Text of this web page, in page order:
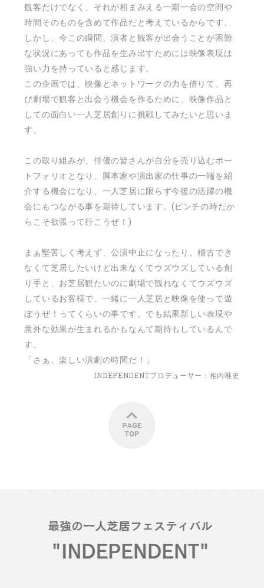
観客だけでなく、それが相まみえる一期一会の空間や
時間そのものを含めて作品だと考えているからです。
しかし、今この瞬間、演者と観客が出会うことが困難
な状況にあっても作品を生み出すためには映像表現は
強い力を持っていると感じます。
この企画では、映像とネットワークの力を借りて、再
び劇場で観客と出会う機会を作るために、映像作品と
しての面白い一人芝居創りに挑戦してみたいと思いま
す。
この取り組みが、俳優の皆さんが自分を売り込むポー
トフォリオとなり、脚本家や演出家の仕事の一端を紹
介する機会になり、一人芝居に限らず今後の活躍の機
会にもつながる事を期待しています。(ピンチの時だか
らこそ欲張って行こうぜ！ )
まぁ堅苦しく考えず、公演中止になったり、稽古でき
なくて芝居したいけど出来なくてウズウズしている創
り手と、お芝居観たいのに劇場で観れなくてウズウズ
しているお客様で、一緒に一人芝居と映像を使って遊
ぼうぜ！ってくらいの事です。でも結果新しい表現や
意外な効果が生まれるかもなんて期待もしているんで
す。
「さぁ、楽しい演劇の時間だ！」
INDEPENDENTプロデューサー：相内唯史